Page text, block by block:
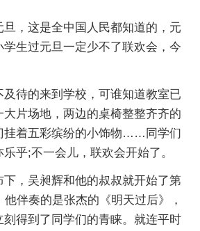
，这是全中国人民都知道的，元
学生过元旦一定少不了联欢会，今
及待的来到学校，可谁知道教室已
片场地，两边的桌椅整整齐齐的
挂着五彩缤纷的小饰物……同学们
乎;不一会儿，联欢会开始了。
下，吴昶辉和他的叔叔就开始了第
伴奏的是张杰的《明天过后》，
刻得到了同学们的青睐。就连平时